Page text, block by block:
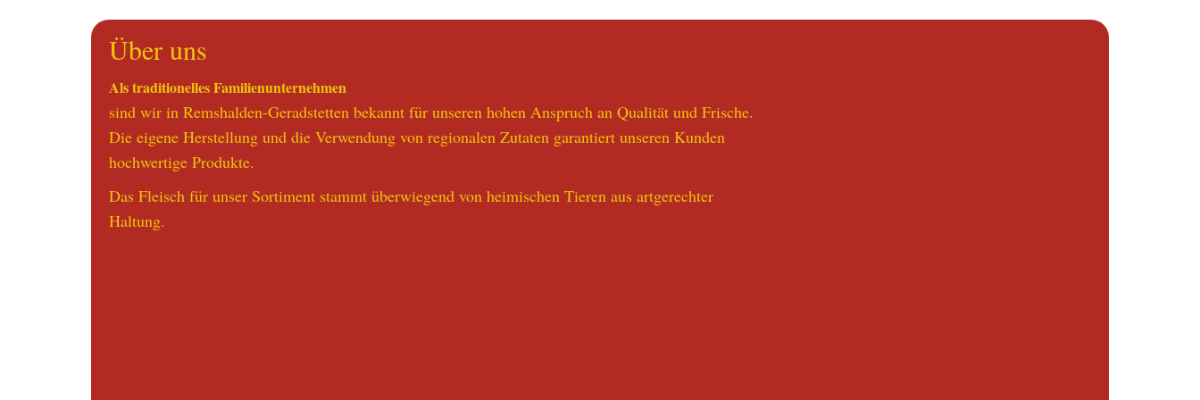
Über uns
Als traditionelles Familienunternehmen
sind wir in Remshalden-Geradstetten bekannt für unseren hohen Anspruch an Qualität und Frische.
Die eigene Herstellung und die Verwendung von regionalen Zutaten garantiert unseren Kunden
hochwertige Produkte.
Das Fleisch für unser Sortiment stammt überwiegend von heimischen Tieren aus artgerechter
Haltung.